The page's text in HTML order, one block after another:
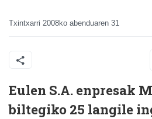
Txintxarri 2008ko abenduaren 31
Eulen S.A. enpresak
biltegiko 25 langile